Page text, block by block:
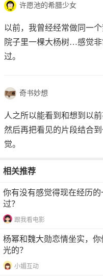
许愿池的希腊少女
以前，我曾经经常做同一
院子里一棵大杨树…感觉
过。‍‍
奇书妙想
人之所以能看到和想到以
然后再把看见的片段结合
觉。
相关推荐
你有没有感觉得现在经历
过？
跟我看电影
杨幂和魏大勋恋情坐实，
光的？
小媚互动